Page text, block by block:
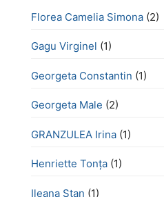
Florea Camelia Simona (2)
Gagu Virginel (1)
Georgeta Constantin (1)
Georgeta Male (2)
GRANZULEA Irina (1)
Henriette Tonţa (1)
Ileana Stan (1)